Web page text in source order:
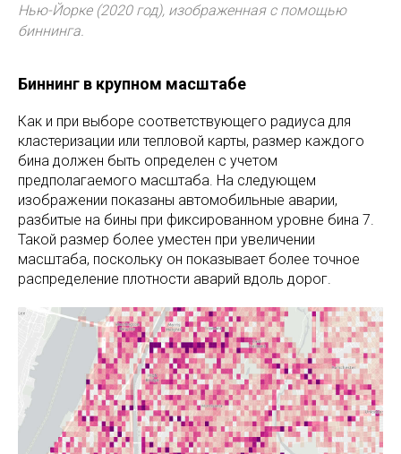
Нью-Йорке (2020 год), изображенная с помощью
биннинга.
Биннинг в крупном масштабе
Как и при выборе соответствующего радиуса для
кластеризации или тепловой карты, размер каждого
бина должен быть определен с учетом
предполагаемого масштаба. На следующем
изображении показаны автомобильные аварии,
разбитые на бины при фиксированном уровне бина 7.
Такой размер более уместен при увеличении
масштаба, поскольку он показывает более точное
распределение плотности аварий вдоль дорог.